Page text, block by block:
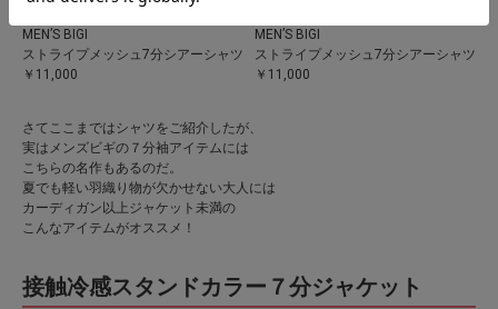
MEN’S BIGI
ストライプメッシュ7分シアーシャツ
￥11,000
MEN’S BIGI
ストライプメッシュ7分シアーシャツ
￥11,000
さてここまではシャツをご紹介したが、
実はメンズビギの７分袖アイテムには
こちらの名作もあるのだ。
夏でも軽い羽織り物が欠かせない大人には
カーディガン以上ジャケット未満の
こんなアイテムがオススメ！
接触冷感スタンドカラー７分ジャケット